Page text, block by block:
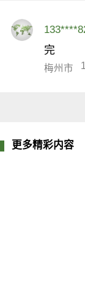
完
梅州市
更多精彩内容